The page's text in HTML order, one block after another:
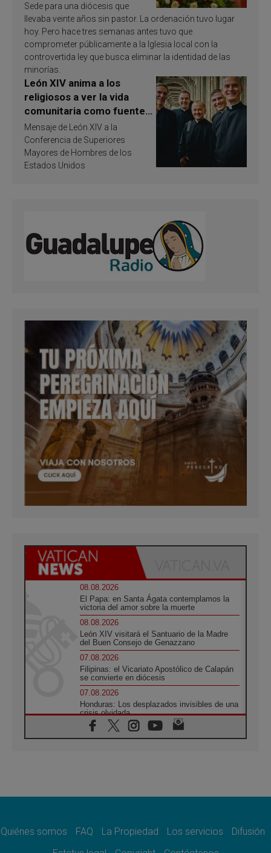
Sede para una diócesis que
llevaba veinte años sin pastor. La ordenación tuvo lugar
hoy. Pero hace tres semanas antes tuvo que
comprometer públicamente a la Iglesia local con la
controvertida ley que busca eliminar la identidad de las
minorías.
León XIV anima a los
religiosos a ver la vida
comunitaria como fuente
de inspiración y
santificación
Mensaje de León XIV a la
Conferencia de Superiores
Mayores de Hombres de los
Estados Unidos
08.08.2026
El Papa: en Santa Ágata contemplamos la
victoria del amor sobre la muerte
08.08.2026
León XIV visitará el Santuario de la Madre
del Buen Consejo de Genazzano
07.08.2026
Filipinas: el Vicariato Apostólico de Calapán
se convierte en diócesis
07.08.2026
Honduras: Los desplazados invisibles de una
crisis olvidada
07.08.2026
Bokalic: "En Argentina el Papa León señalará
07.08.2026
07.08.2026
Quiénes somos FAQ La Propiedad Los servicios
Difusión